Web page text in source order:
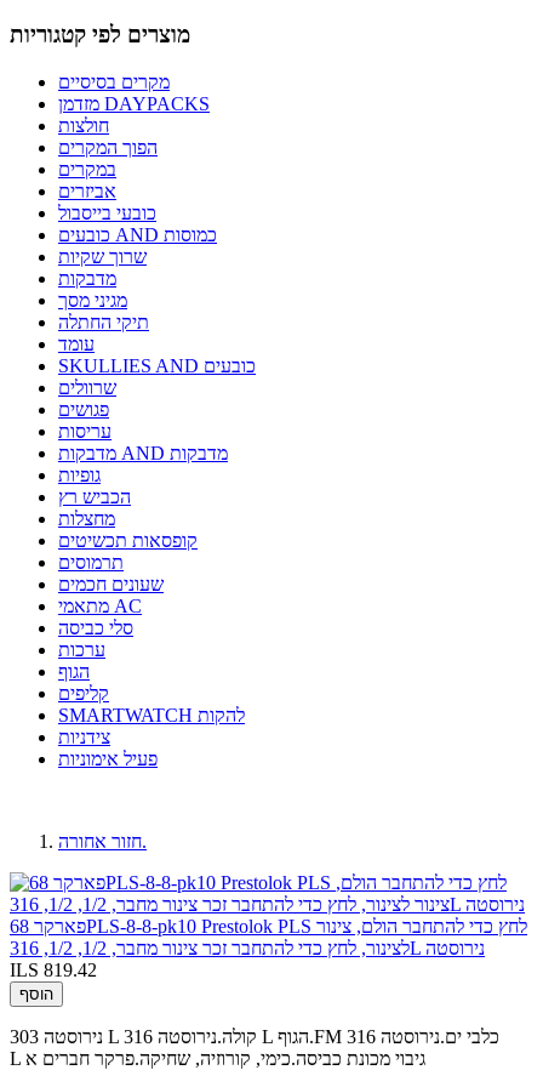
מוצרים לפי קטגוריות
מקרים בסיסיים
מזדמן DAYPACKS
חולצות
הפוך המקרים
במקרים
אביזרים
כובעי בייסבול
כובעים AND כמוסות
שרוך שקיות
מדבקות
מגיני מסך
תיקי החתלה
עומד
SKULLIES AND כובעים
שרוולים
פגושים
עריסות
מדבקות AND מדבקות
גופיות
הכביש רץ
מחצלות
קופסאות תכשיטים
תרמוסים
שעונים חכמים
מתאמי AC
סלי כביסה
ערכות
הגוף
קליפים
SMARTWATCH להקות
צידניות
פעיל אימוניות
חזור אחורה.
פארקר 68PLS-8-8-pk10 Prestolok PLS לחץ כדי להתחבר הולם, צינור
לצינור, לחץ כדי להתחבר זכר צינור מחבר, 1/2, 1/2, 316L נירוסטה
ILS 819.42
הוסף
נירוסטה 303 L קולה.נירוסטה 316 L הגוף.FM כלבי ים.נירוסטה 316
L גיבוי מכונת כביסה.כימי, קורוזיה, שחיקה.פרקר חברים א